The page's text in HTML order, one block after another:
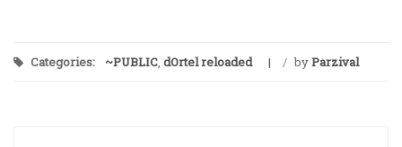
Categories: ~PUBLIC, dOrtel reloaded / byParzival